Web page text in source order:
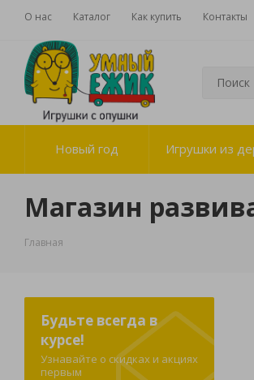
О нас Каталог Как купить Контакты
Новый год Игрушки из
Магазин
Главная
Будьте всегда в
курсе!
Узнавайте о скидках и акциях
первым